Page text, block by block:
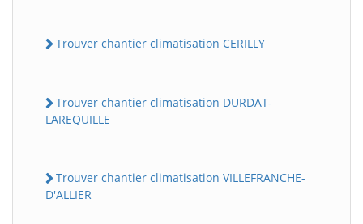
Trouver chantier climatisation CERILLY
Trouver chantier climatisation DURDAT-
LAREQUILLE
Trouver chantier climatisation VILLEFRANCHE-
D'ALLIER